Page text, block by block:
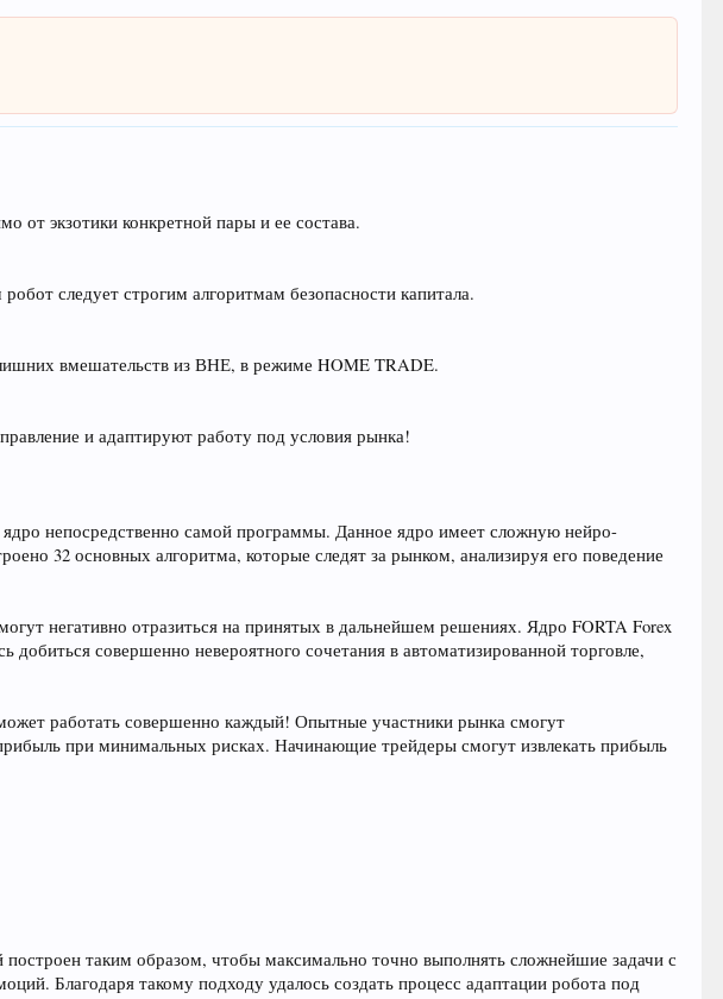
от экзотики конкретной пары и ее состава.
следует строгим алгоритмам безопасности капитала.
вмешательств из ВНЕ, в режиме HOME TRADE.
и адаптируют работу под условия рынка!
непосредственно самой программы. Данное ядро имеет сложную нейро-
32 основных алгоритма, которые следят за рынком, анализируя его поведение
негативно отразиться на принятых в дальнейшем решениях. Ядро FORTA Forex
совершенно невероятного сочетания в автоматизированной торговле,
работать совершенно каждый! Опытные участники рынка смогут
при минимальных рисках. Начинающие трейдеры смогут извлекать прибыль
таким образом, чтобы максимально точно выполнять сложнейшие задачи с
Благодаря такому подходу удалось создать процесс адаптации робота под